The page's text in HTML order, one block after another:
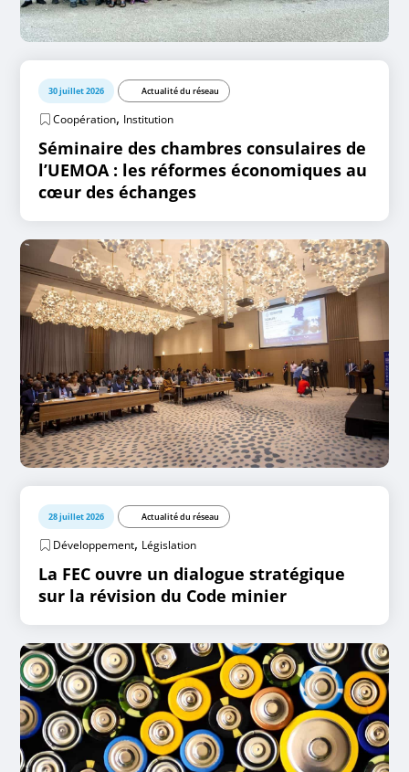
30 juillet 2026 Actualité du réseau
Coopération, Institution
Séminaire des chambres consulaires de
l’UEMOA : les réformes économiques au
cœur des échanges
28 juillet 2026 Actualité du réseau
Développement, Législation
La FEC ouvre un dialogue stratégique
sur la révision du Code minier